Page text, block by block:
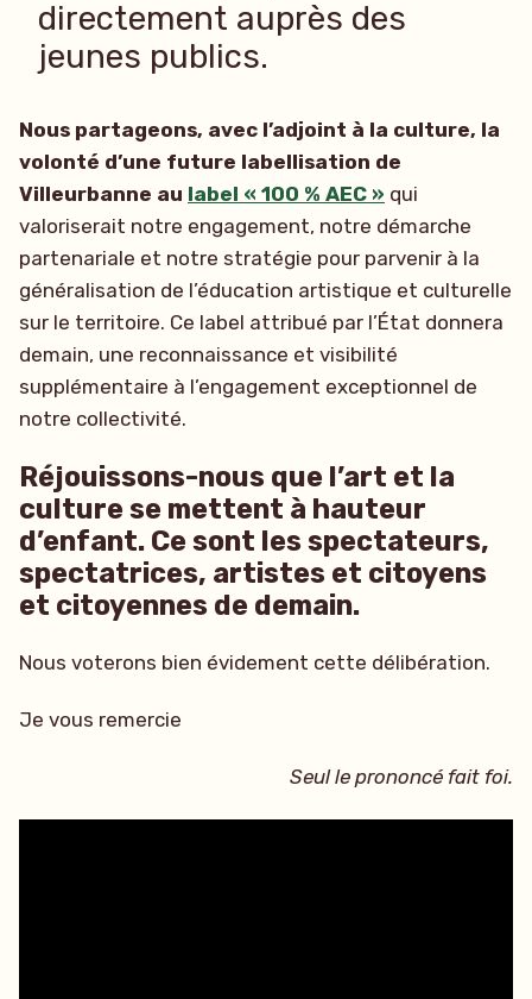
directement auprès des
jeunes publics.
Nous partageons, avec l’adjoint à la culture, la
volonté d’une future labellisation de
Villeurbanne au label « 100 % AEC » qui
valoriserait notre engagement, notre démarche
partenariale et notre stratégie pour parvenir à la
généralisation de l’éducation artistique et culturelle
sur le territoire. Ce label attribué par l’État donnera
demain, une reconnaissance et visibilité
supplémentaire à l’engagement exceptionnel de
notre collectivité.
Réjouissons-nous que l’art et la
culture se mettent à hauteur
d’enfant. Ce sont les spectateurs,
spectatrices, artistes et citoyens
et citoyennes de demain.
Nous voterons bien évidement cette délibération.
Je vous remercie
Seul le prononcé fait foi.